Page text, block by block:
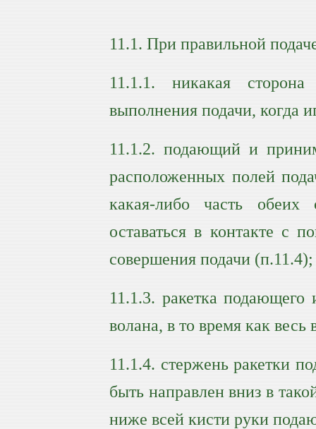
11.1. При правильной
11.1.1. никакая
выполнения подачи, когда
11.1.2. подающий и
расположенных полей
какая-либо часть
оставаться в контакте с
совершения подачи (п.11.4);
11.1.3. ракетка подающего
волана, в то время как
11.1.4. стержень ракетки
быть направлен вниз в
ниже всей кисти руки